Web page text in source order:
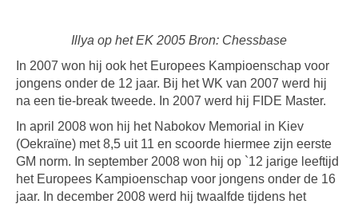
Illya op het EK 2005 Bron: Chessbase
In 2007 won hij ook het Europees Kampioenschap voor
jongens onder de 12 jaar. Bij het WK van 2007 werd hij
na een tie-break tweede. In 2007 werd hij FIDE Master.
In april 2008 won hij het Nabokov Memorial in Kiev
(Oekraïne) met 8,5 uit 11 en scoorde hiermee zijn eerste
GM norm. In september 2008 won hij op `12 jarige leeftijd
het Europees Kampioenschap voor jongens onder de 16
jaar. In december 2008 werd hij twaalfde tijdens het